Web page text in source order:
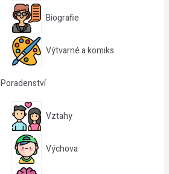
Biografie
Výtvarné a komiks
Poradenství
Vztahy
Výchova